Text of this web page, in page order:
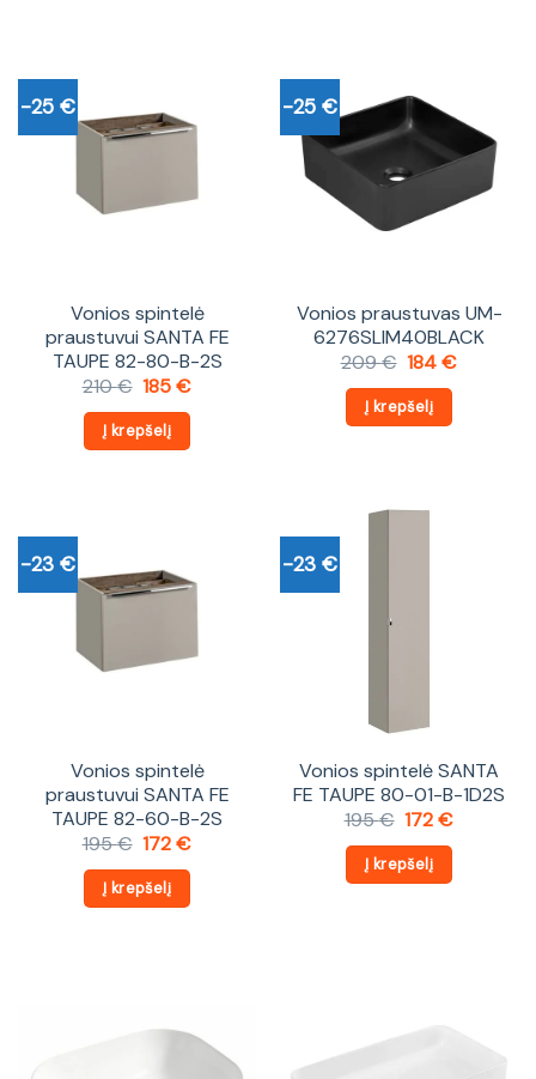
-25 €
Vonios spintelė
praustuvui SANTA FE
TAUPE 82-80-B-2S
210€ Original
was:
210 €.
185€Current
Į krepšelį
-25 €
Vonios praustuvas UM-
6276SLIM40BLACK
209€ Original
was:
209 €.
184€Current
Į krepšelį
-23 €
Vonios spintelė
praustuvui SANTA FE
TAUPE 82-60-B-2S
195€ Original
was:
195 €.
172€Current
Į krepšelį
-23 €
Vonios spintelė SANTA
FE TAUPE 80-01-B-1D2S
195€ Original
was:
195 €.
172€Current
Į krepšelį